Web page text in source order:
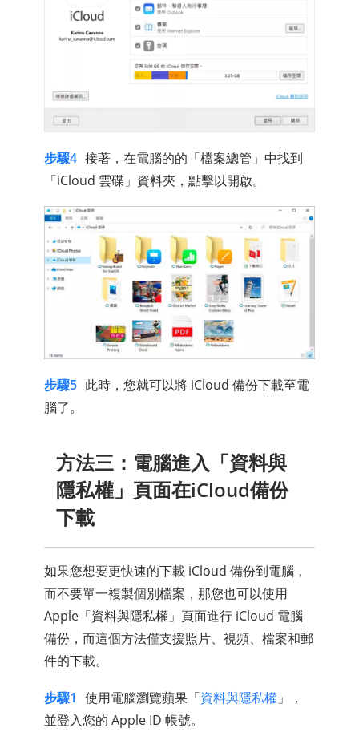
步驟4 接著，在電腦的的「檔案總管」中找到
「iCloud 雲碟」資料夾，點擊以開啟。
步驟5 此時，您就可以將 iCloud 備份下載至電
腦了。
方法三：電腦進入「資料與
隱私權」頁面在iCloud備份
下載
如果您想要更快速的下載 iCloud 備份到電腦，
而不要單一複製個別檔案，那您也可以使用
Apple「資料與隱私權」頁面進行 iCloud 電腦
備份，而這個方法僅支援照片、視頻、檔案和郵
件的下載。
步驟1 使用電腦瀏覽蘋果「資料與隱私權 」，
並登入您的 Apple ID 帳號。